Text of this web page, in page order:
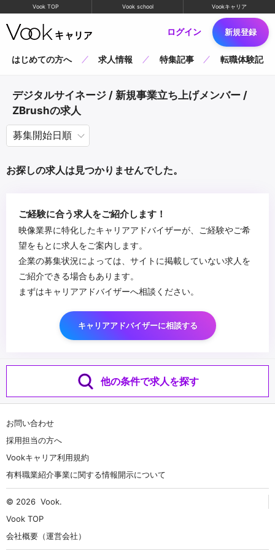
Vook TOP Vook school Vookキャリア
ログイン 新規登録
はじめての方へ 求人情報 特集記事 転職体験記
デジタルサイネージ / 新規事業立ち上げメンバー /
ZBrushの求人
お探しの求人は見つかりませんでした。
ご経験に合う求人をご紹介します！
映像業界に特化したキャリアアドバイザーが、ご経験やご希
望をもとに求人をご案内します。
企業の募集状況によっては、サイトに掲載していない求人を
ご紹介できる場合もあります。
まずはキャリアアドバイザーへ相談ください。
キャリアアドバイザーに相談する
他の条件で求人を探す
お問い合わせ
採用担当の方へ
Vookキャリア利用規約
有料職業紹介事業に関する情報開示について
© 2026 Vook.
Vook TOP
会社概要（運営会社）